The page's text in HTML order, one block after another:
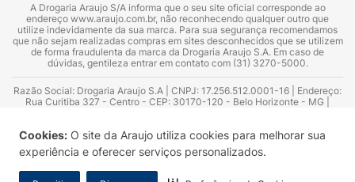
Cookies: O site da Araujo utiliza cookies para melhorar sua
experiência e oferecer serviços personalizados.
A Drogaria Araujo S/A informa que o seu site oficial corresponde ao
endereço www.araujo.com.br, não reconhecendo qualquer outro que
utilize indevidamente da sua marca. Para sua segurança recomendamos
que não sejam realizadas compras em sites desconhecidos que se utilizem
de forma fraudulenta da marca da Drogaria Araujo S.A. Em caso de
dúvidas, gentileza entrar em contato com (31) 3270-5000.
Razão Social: Drogaria Araujo S.A | CNPJ: 17.256.512.0001-16 | Endereço:
Rua Curitiba 327 - Centro - CEP: 30170-120 - Belo Horizonte - MG |
Azevedo Guimarães – CRF 10.965 | Yasmin Silva Alvarenga – CRF 52.584 -
Consultor substituto: Thiago Aguiar Pinheiro - CRF Nº 13.748. Alvará
Sanitário: 2025020713 | Autorização de Funcionamento da Empresa (AFE):